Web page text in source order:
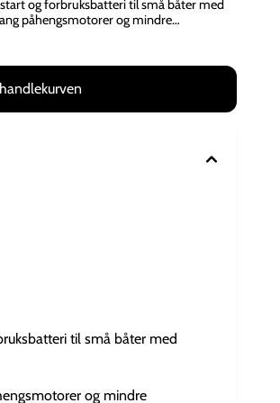
Batteriene er
til små båter med
og mindre